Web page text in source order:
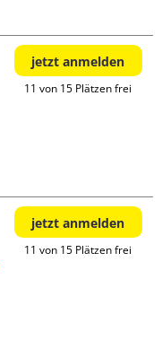
jetzt anmelden
11 von 15 Plätzen frei
jetzt anmelden
11 von 15 Plätzen frei